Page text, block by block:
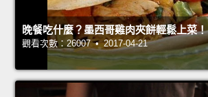
晚餐吃什麼？墨西哥雞肉夾餅輕鬆上菜！
觀看次數：26007 • 2017-04-21